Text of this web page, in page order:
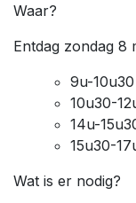
Waar?
Entdag zondag 8
9u-10u30
10u30-
14u-
15u30-
Wat is er nodig?